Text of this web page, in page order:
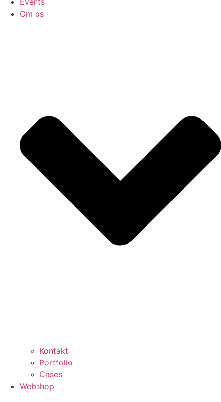
Om os
Kontakt
Portfolio
Cases
Webshop